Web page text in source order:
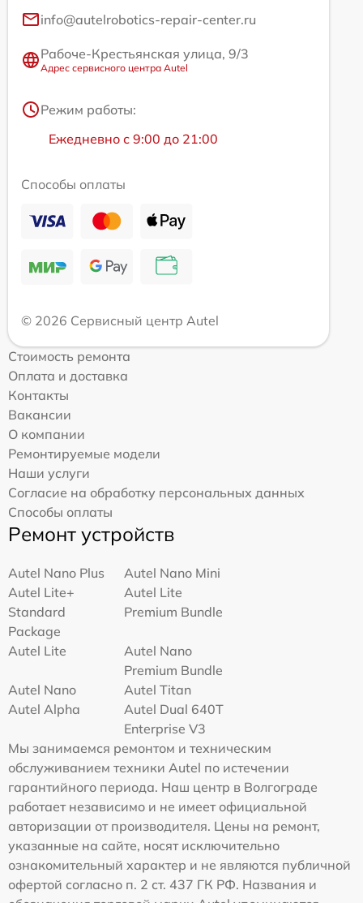
info@autelrobotics-repair-center.ru
Рабоче-Крестьянская улица, 9/3
Адрес сервисного центра Autel
Режим работы:
Ежедневно с 9:00 до 21:00
Способы оплаты
© 2026 Сервисный центр Autel
Стоимость ремонта
Оплата и доставка
Контакты
Вакансии
О компании
Ремонтируемые модели
Наши услуги
Согласие на обработку персональных данных
Способы оплаты
Ремонт устройств
Autel Nano Plus
Autel Nano Mini
Autel Lite+
Standard
Package
Autel Lite
Premium Bundle
Autel Lite
Autel Nano
Premium Bundle
Autel Nano
Autel Titan
Autel Alpha
Autel Dual 640T
Enterprise V3
Мы занимаемся ремонтом и техническим
обслуживанием техники Autel по истечении
гарантийного периода. Наш центр в Волгограде
работает независимо и не имеет официальной
авторизации от производителя. Цены на ремонт,
указанные на сайте, носят исключительно
ознакомительный характер и не являются публичной
офертой согласно п. 2 ст. 437 ГК РФ. Названия и